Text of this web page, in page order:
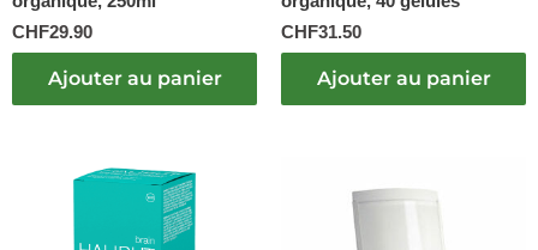
CHF29.90
Ajouter au panier
CHF31.50
Ajouter au panier